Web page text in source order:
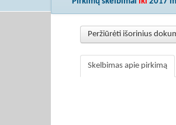
Peržiūrėti išorinius
Skelbimas apie pirkimą